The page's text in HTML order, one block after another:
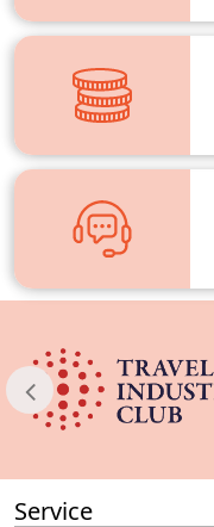
Service